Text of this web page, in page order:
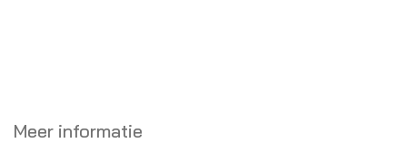
Meer informatie